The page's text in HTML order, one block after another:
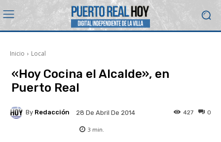
Inicio Local
«Hoy Cocina el Alcalde», en
Puerto Real
By Redacción 28 De Abril De 2014 0
427
3 min.